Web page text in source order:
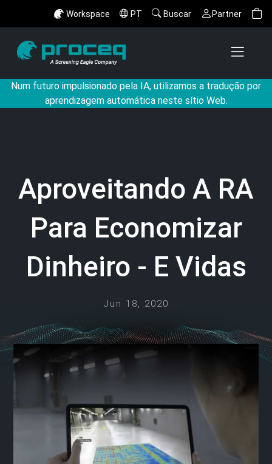
Workspace PT Buscar Partner
Num futuro impulsionado pela IA, utilizamos a tradução por
aprendizagem automática neste sítio Web.
Aproveitando A RA
Para Economizar
Dinheiro - E Vidas
Jun 18, 2020